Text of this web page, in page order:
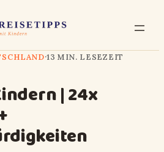
·13 MIN. LESEZEIT
| 24x